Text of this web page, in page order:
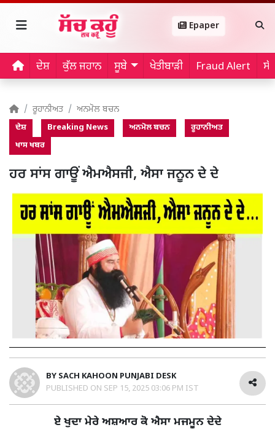
Epaper
ਦੇਸ਼ ਕੁੱਲ ਜਹਾਨ ਸੂਬੇ ਖੇਤੀਬਾੜੀ Fraud Alert
ਰੂਹਾਨੀਅਤ ਅਨਮੋਲ ਬਚਨ
ਦੇਸ਼ Breaking News ਅਨਮੋਲ ਬਚਨ
ਰੂਹਾਨੀਅਤ
ਖਾਸ ਖਬਰ
ਹਰ ਸਾਂਸ ਗਾਊਂ ਐਮਐਸਜੀ, ਐਸਾ ਜਨੂਨ ਦੇ ਦੇ
BY SACH KAHOON PUNJABI DESK
PUBLISHED ON SEP 15, 2025 03:06 PM IST
ਏ ਖੁਦਾ ਮੇਰੇ ਅਸ਼ਆਰ ਕੋ ਐਸਾ ਮਜਮੂਨ ਦੇਦੇ